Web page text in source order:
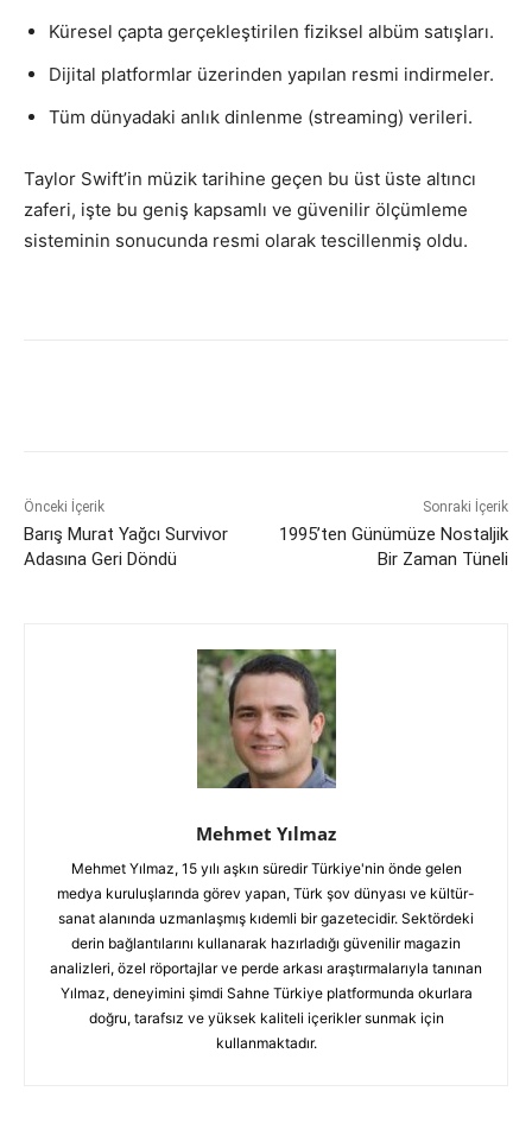
Küresel çapta gerçekleştirilen fiziksel albüm satışları.
Dijital platformlar üzerinden yapılan resmi indirmeler.
Tüm dünyadaki anlık dinlenme (streaming) verileri.
Taylor Swift’in müzik tarihine geçen bu üst üste altıncı
zaferi, işte bu geniş kapsamlı ve güvenilir ölçümleme
sisteminin sonucunda resmi olarak tescillenmiş oldu.
Önceki İçerik
Barış Murat Yağcı Survivor
Adasına Geri Döndü
Sonraki İçerik
1995’ten Günümüze Nostaljik
Bir Zaman Tüneli
Mehmet Yılmaz
Mehmet Yılmaz, 15 yılı aşkın süredir Türkiye'nin önde gelen
medya kuruluşlarında görev yapan, Türk şov dünyası ve kültür-
sanat alanında uzmanlaşmış kıdemli bir gazetecidir. Sektördeki
derin bağlantılarını kullanarak hazırladığı güvenilir magazin
analizleri, özel röportajlar ve perde arkası araştırmalarıyla tanınan
Yılmaz, deneyimini şimdi Sahne Türkiye platformunda okurlara
doğru, tarafsız ve yüksek kaliteli içerikler sunmak için
kullanmaktadır.